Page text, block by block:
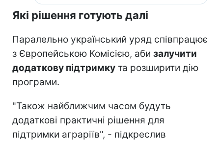
Які рішення готують далі
Паралельно український уряд співпрацює
з Європейською Комісією, аби залучити
додаткову підтримку та розширити дію
програми.
"Також найближчим часом будуть
додаткові практичні рішення для
підтримки аграріїв", - підкреслив